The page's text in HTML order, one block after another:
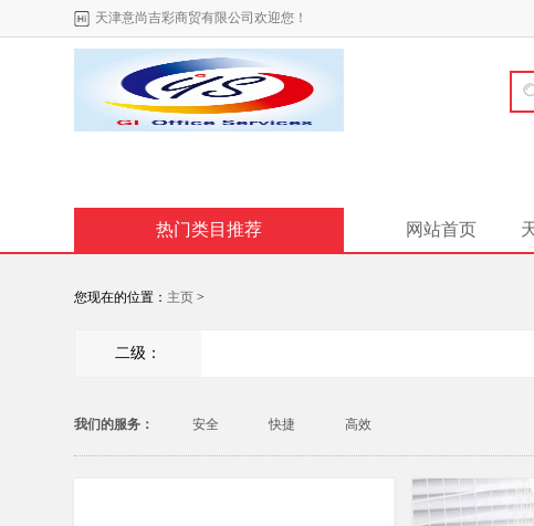
天津意尚吉彩商贸有限公司欢迎您！
网站首页
热门类目推荐
您现在的位置： 主页 >
二级：
我们的服务： 安全 快捷 高效